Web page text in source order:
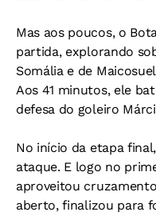
Mas aos poucos, o
partida, explorando
Somália e de
Aos 41 minutos, ele
defesa do goleiro
No início da etapa
ataque. E logo no
aproveitou
aberto, finalizou para